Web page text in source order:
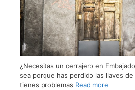
¿Necesitas un cerrajero en
sea porque has perdido las llaves
tienes problemas Read more